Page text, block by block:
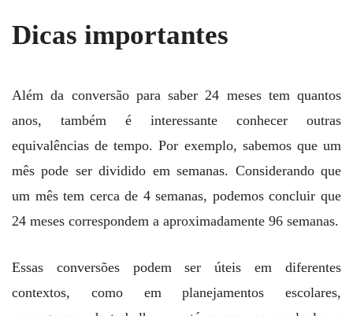
Dicas importantes
Além da conversão para saber 24 meses tem quantos
anos, também é interessante conhecer outras
equivalências de tempo. Por exemplo, sabemos que um
mês pode ser dividido em semanas. Considerando que
um mês tem cerca de 4 semanas, podemos concluir que
24 meses correspondem a aproximadamente 96 semanas.
Essas conversões podem ser úteis em diferentes
contextos, como em planejamentos escolares,